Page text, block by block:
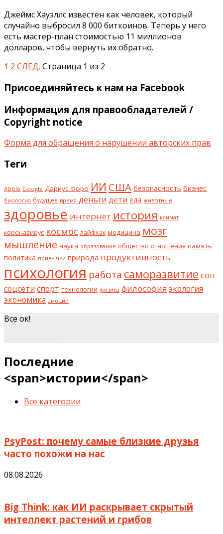
Джеймс Хауэллс известен как человек, который
случайно выбросил 8 000 биткоинов. Теперь у него
есть мастер-план стоимостью 11 миллионов
долларов, чтобы вернуть их обратно.
1 2 СЛЕД, Страница 1 из 2
Присоединяйтесь к нам на Facebook
Информация для правообладателей /
Copyright notice
Форма для обращения о нарушении авторских прав
Теги
Apple Google Дариус Форо ИИ США безопасность бизнес
биология будущее время деньги дети еда животные
здоровье интернет история климат
коронавирус космос лайфхак медицина мозг
мышление наука образование общество отношения память
политика привычки природа продуктивность
психология работа саморазвитие сон
соцсети спорт технологии физика философия экология
экономика эмоции
Все ок!
Последние
<span>истории</span>
Все категории
PsyPost: почему самые близкие друзья
часто похожи на нас
08.08.2026
Big Think: как ИИ раскрывает скрытый
интеллект растений и грибов